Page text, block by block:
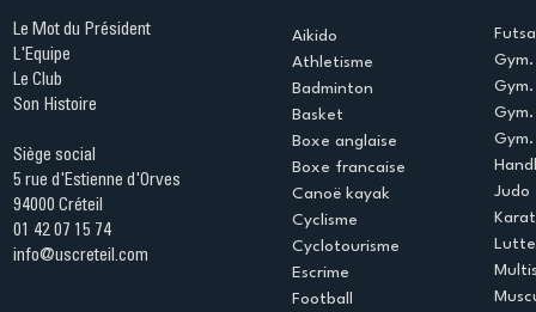
Le Mot du Président
L'Equipe
Le Club
Son Histoire
Siège social
5 rue d'Estienne d'Orves
94000 Créteil
01 42 07 15 74
info@uscreteil.com
Aikido
Athletisme
Badminton
Basket
Boxe anglaise
Boxe francaise
Canoë kayak
Cyclisme
Cyclotourisme
Escrime
Football
Judo
Lutte